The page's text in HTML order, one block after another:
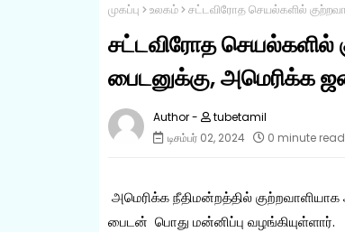
முகப்பு உலகம் சட்டவிரோத செயல்களில்
சட்டவிரோத செயல்களில்
பைடனுக்கு, அமெரிக்க
tubetamil
டிசம்பர் 02, 2024
0 minute read
அமெரிக்க நீதிமன்றத்தில்
பைடன் பொது மன்னிப்பு வழங்கியுள்ளார்.